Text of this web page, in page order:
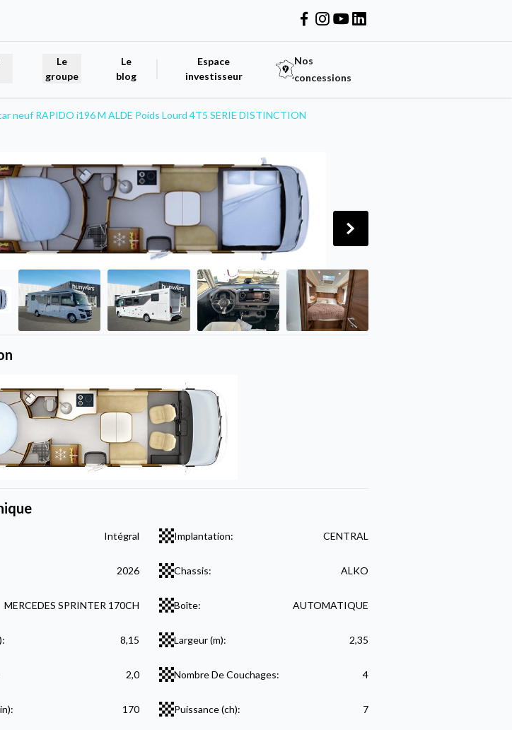
Le
groupe
Le
blog
Espace
investisseur
Nos
concessions
neuf RAPIDO i196 M ALDE Poids Lourd 4T5 SERIE DISTINCTION
Intégral Implantation: CENTRAL
2026 Chassis: ALKO
MERCEDES SPRINTER 170CH Boîte: AUTOMATIQUE
8,15 Largeur (m): 2,35
2,0 Nombre De Couchages: 4
170 Puissance (ch): 7